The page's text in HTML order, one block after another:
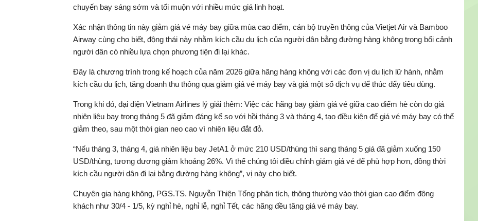
chuyến bay sáng sớm và tối muộn với nhiều mức giá linh hoạt.
Xác nhận thông tin này giảm giá vé máy bay giữa mùa cao điểm, cán bộ truyền thông của Vietjet Air và Bamboo
Airway cùng cho biết, động thái này nhằm kích cầu du lịch của người dân bằng đường hàng không trong bối cảnh
người dân có nhiều lựa chọn phương tiện đi lại khác.
Đây là chương trình trong kế hoạch của năm 2026 giữa hãng hàng không với các đơn vị du lịch lữ hành, nhằm
kích cầu du lịch, tăng doanh thu thông qua giảm giá vé máy bay và giá một số dịch vụ để thúc đẩy tiêu dùng.
Trong khi đó, đại diện Vietnam Airlines lý giải thêm: Việc các hãng bay giảm giá vé giữa cao điểm hè còn do giá
nhiên liệu bay trong tháng 5 đã giảm đáng kể so với hồi tháng 3 và tháng 4, tạo điều kiện để giá vé máy bay có thể
giảm theo, sau một thời gian neo cao vì nhiên liệu đắt đỏ.
“Nếu tháng 3, tháng 4, giá nhiên liệu bay JetA1 ở mức 210 USD/thùng thì sang tháng 5 giá đã giảm xuống 150
USD/thùng, tương đương giảm khoảng 26%. Vì thế chúng tôi điều chỉnh giảm giá vé để phù hợp hơn, đồng thời
kích cầu người dân đi lại bằng đường hàng không”, vị này cho biết.
Chuyên gia hàng không, PGS.TS. Nguyễn Thiện Tống phân tích, thông thường vào thời gian cao điểm đông
khách như 30/4 - 1/5, kỳ nghỉ hè, nghỉ lễ, nghỉ Tết, các hãng đều tăng giá vé máy bay.